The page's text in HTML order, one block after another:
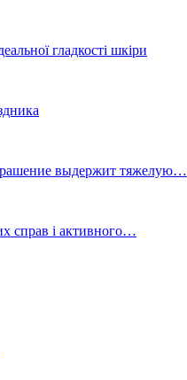
гладкості шкіри
выдержит тяжелую…
справ і активного…